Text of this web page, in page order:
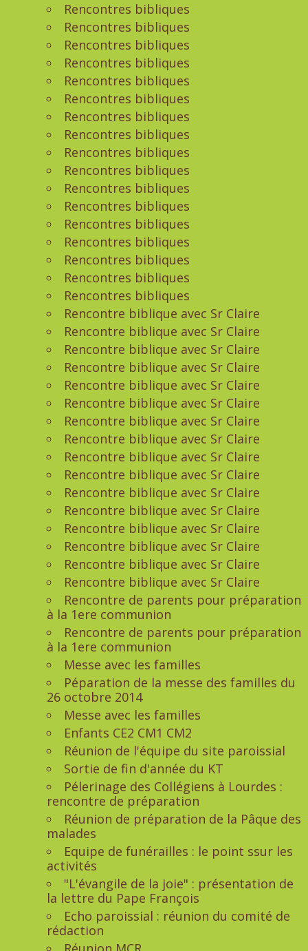
Rencontres bibliques
Rencontres bibliques
Rencontres bibliques
Rencontres bibliques
Rencontres bibliques
Rencontres bibliques
Rencontres bibliques
Rencontres bibliques
Rencontres bibliques
Rencontres bibliques
Rencontres bibliques
Rencontres bibliques
Rencontres bibliques
Rencontres bibliques
Rencontres bibliques
Rencontres bibliques
Rencontres bibliques
Rencontre biblique avec Sr Claire
Rencontre biblique avec Sr Claire
Rencontre biblique avec Sr Claire
Rencontre biblique avec Sr Claire
Rencontre biblique avec Sr Claire
Rencontre biblique avec Sr Claire
Rencontre biblique avec Sr Claire
Rencontre biblique avec Sr Claire
Rencontre biblique avec Sr Claire
Rencontre biblique avec Sr Claire
Rencontre biblique avec Sr Claire
Rencontre biblique avec Sr Claire
Rencontre biblique avec Sr Claire
Rencontre biblique avec Sr Claire
Rencontre biblique avec Sr Claire
Rencontre biblique avec Sr Claire
Rencontre de parents pour préparation
à la 1ere communion
Rencontre de parents pour préparation
à la 1ere communion
Messe avec les familles
Péparation de la messe des familles du
26 octobre 2014
Messe avec les familles
Enfants CE2 CM1 CM2
Réunion de l'équipe du site paroissial
Sortie de fin d'année du KT
Pélerinage des Collégiens à Lourdes :
rencontre de préparation
Réunion de préparation de la Pâque des
malades
Equipe de funérailles : le point ssur les
activités
"L'évangile de la joie" : présentation de
la lettre du Pape François
Echo paroissial : réunion du comité de
rédaction